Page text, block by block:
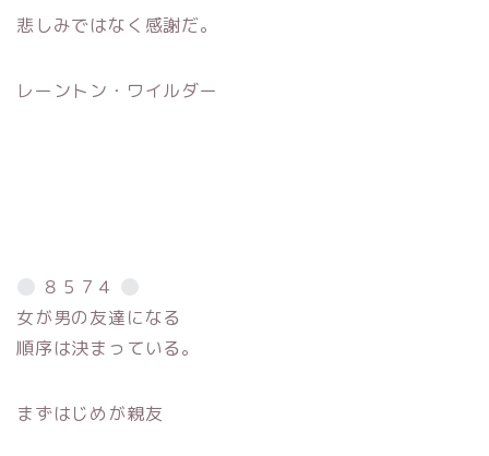
悲しみではなく感謝だ。
レーントン・ワイルダー
８５７４
女が男の友達になる
順序は決まっている。
まずはじめが親友